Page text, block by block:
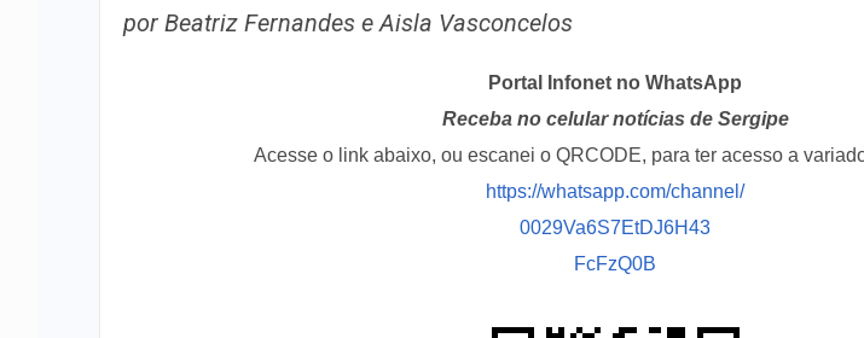
por Beatriz Fernandes e Aisla Vasconcelos
Portal Infonet no WhatsApp
Receba no celular notícias de Sergipe
Acesse o link abaixo, ou escanei o QRCODE, para ter acesso a
https://whatsapp.com/channel/
0029Va6S7EtDJ6H43
FcFzQ0B